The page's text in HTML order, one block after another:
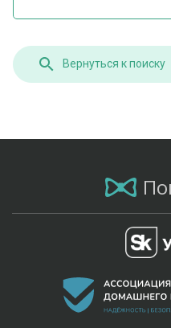
Вернуться к поиску